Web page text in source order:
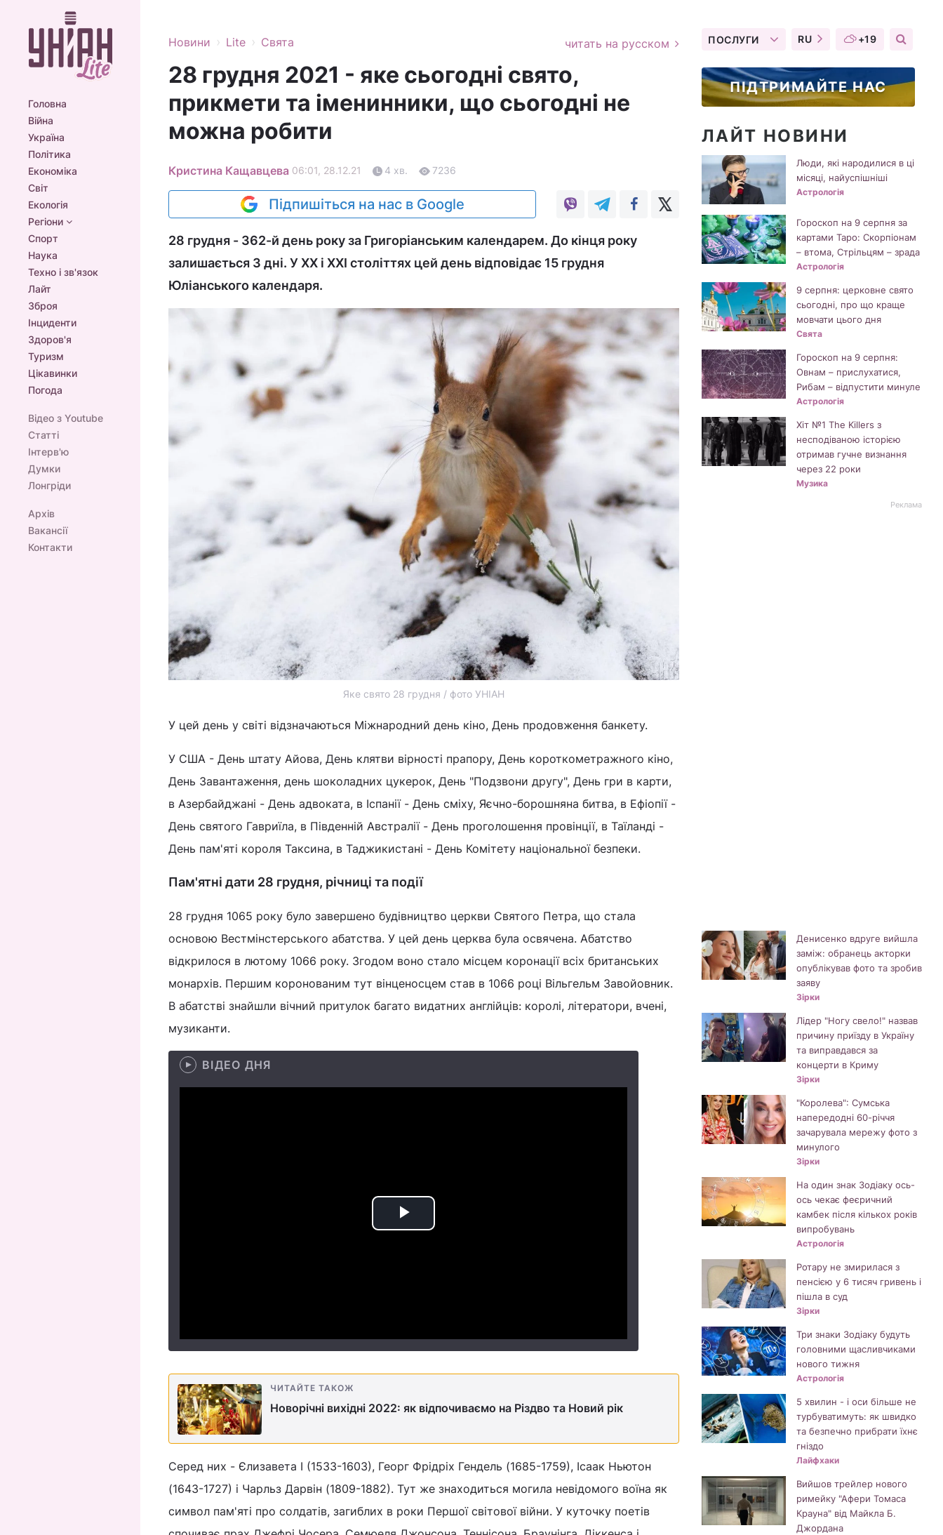
Головна
Війна
Україна
Політика
Економіка
Світ
Екологія
Регіони
Спорт
Наука
Техно і зв'язок
Лайт
Зброя
Інциденти
Здоров'я
Туризм
Цікавинки
Погода
Відео з Youtube
Статті
Інтерв'ю
Думки
Лонгріди
Архів
Вакансії
Контакти
Новини › Lite › Свята читать на русском
28 грудня 2021 - яке сьогодні свято,
прикмети та іменинники, що сьогодні не
можна робити
Кристина Кащавцева 06:01, 28.12.21 4 хв. 7236
Підпишіться на нас в Google
28 грудня - 362-й день року за Григоріанським календарем. До кінця року
залишається 3 дні. У XX і XXI століттях цей день відповідає 15 грудня
Юліанського календаря.
Яке свято 28 грудня / фото УНІАН
У цей день у світі відзначаються Міжнародний день кіно, День продовження банкету.
У США - День штату Айова, День клятви вірності прапору, День короткометражного кіно,
День Завантаження, день шоколадних цукерок, День "Подзвони другу", День гри в карти,
в Азербайджані - День адвоката, в Іспанії - День сміху, Яєчно-борошняна битва, в Ефіопії -
День святого Гавриїла, в Південній Австралії - День проголошення провінції, в Таїланді -
День пам'яті короля Таксина, в Таджикистані - День Комітету національної безпеки.
Пам'ятні дати 28 грудня, річниці та події
28 грудня 1065 року було завершено будівництво церкви Святого Петра, що стала
основою Вестмінстерського абатства. У цей день церква була освячена. Абатство
відкрилося в лютому 1066 року. Згодом воно стало місцем коронації всіх британських
монархів. Першим коронованим тут вінценосцем став в 1066 році Вільгельм Завойовник.
В абатстві знайшли вічний притулок багато видатних англійців: королі, літератори, вчені,
музиканти.
ВІДЕО ДНЯ
Play
ЧИТАЙТЕ ТАКОЖ
Новорічні вихідні 2022: як відпочиваємо на Різдво та Новий рік
Серед них - Єлизавета I (1533-1603), Георг Фрідріх Гендель (1685-1759), Ісаак Ньютон
(1643-1727) і Чарльз Дарвін (1809-1882). Тут же знаходиться могила невідомого воїна як
символ пам'яті про солдатів, загиблих в роки Першої світової війни. У куточку поетів
ПОСЛУГИ RU +19
ПІДТРИМАЙТЕ НАС
ЛАЙТ НОВИНИ
Люди, які народилися в ці
місяці, найуспішніші
Астрологія
Гороскоп на 9 серпня за
картами Таро: Скорпіонам
– втома, Стрільцям – зрада
Астрологія
9 серпня: церковне свято
сьогодні, про що краще
мовчати цього дня
Свята
Гороскоп на 9 серпня:
Овнам – прислухатися,
Рибам – відпустити минуле
Астрологія
Хіт №1 The Killers з
несподіваною історією
отримав гучне визнання
через 22 роки
Музика
Реклама
Денисенко вдруге вийшла
заміж: обранець акторки
опублікував фото та зробив
заяву
Зірки
Лідер "Ногу свело!" назвав
причину приїзду в Україну
та виправдався за
концерти в Криму
Зірки
"Королева": Сумська
напередодні 60-річчя
зачарувала мережу фото з
минулого
Зірки
На один знак Зодіаку ось-
ось чекає феєричний
камбек після кількох років
випробувань
Астрологія
Ротару не змирилася з
пенсією у 6 тисяч гривень і
пішла в суд
Зірки
Три знаки Зодіаку будуть
головними щасливчиками
нового тижня
Астрологія
5 хвилин - і оси більше не
турбуватимуть: як швидко
та безпечно прибрати їхнє
гніздо
Лайфхаки
Вийшов трейлер нового
римейку "Афери Томаса
Крауна" від Майкла Б.
Джордана